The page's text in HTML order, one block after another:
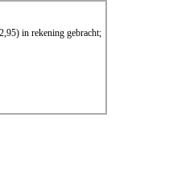
in rekening gebracht;